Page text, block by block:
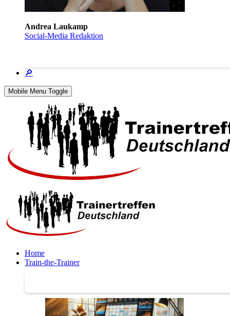
Andrea Laukamp
Social-Media Redaktion
🔎
Mobile Menu Toggle
Home
Train-the-Trainer